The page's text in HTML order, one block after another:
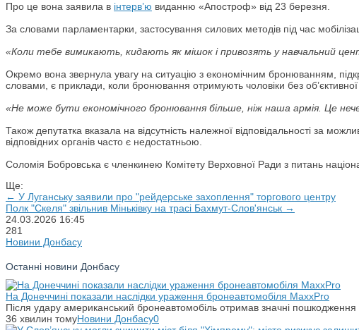
Про це вона заявила в інтерв’ю виданню «Апостроф» від 23 березня.
За словами парламентарки, застосування силових методів під час
«Коли тебе вимикають, кидають як мішок і привозять у навчальний
Окремо вона звернула увагу на ситуацію з економічним бронюванням,
словами, є приклади, коли бронювання отримують чоловіки без
«Не може бути економічного бронювання більше, ніж наша армія. Це
Також депутатка вказала на відсутність належної відповідальності за
відповідних органів часто є недостатньою.
Соломія Бобровська є членкинею Комітету Верховної Ради з питань
Ще:
← У Луганську заявили про "рейдерське захоплення" торгового центру
Полк "Скеля" звільнив Міньківку на трасі Бахмут-Слов'янськ →
24.03.2026 16:45
281
Новини Донбасу
Останні новини Донбасу
На Донеччині показали наслідки ураження бронеавтомобіля MaxxPro
Після удару американський бронеавтомобіль отримав значні пошкодження
36 хвилин томуНовини Донбасу0